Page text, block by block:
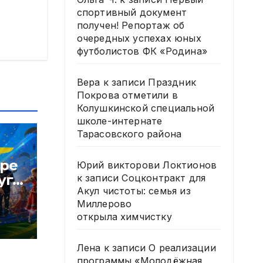
спортивный документ
получен! Репортаж об
очередных успехах юных
футболистов ФК «Родина»
Вера к записи Праздник
Покрова отметили в
Колушкинской специальной
школе-интернате
Тарасовского района
Юрий викторови Локтионов
к записиСоцконтракт для
Акул чистоты: семья из
Миллерово
открыла химчистку
Лена к записиО реализации
программы «Молодёжная